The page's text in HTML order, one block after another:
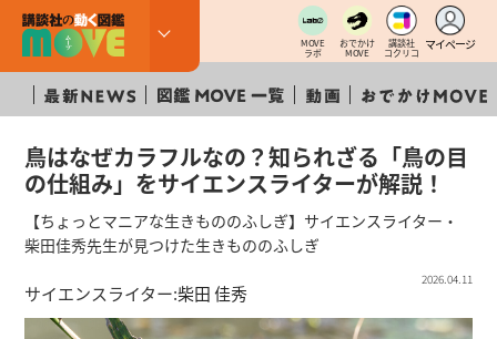
MOVE
ラボ
おでかけ
MOVE
講談社
コクリコ
マイページ
鳥はなぜカラフルなの？知られざる「鳥の目
の仕組み」をサイエンスライターが解説！
【ちょっとマニアな生きもののふしぎ】サイエンスライター・
柴田佳秀先生が見つけた生きもののふしぎ
2026.04.11
サイエンスライター:柴田 佳秀